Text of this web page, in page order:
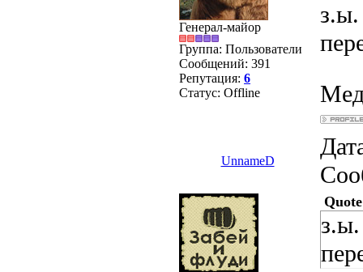
Генерал-майор
Группа: Пользователи
Сообщений: 391
Репутация: 6
Статус: Offline
з.ы.
UnnameD
Quote
з.ы.